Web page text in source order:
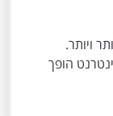
ויותר.
הופך